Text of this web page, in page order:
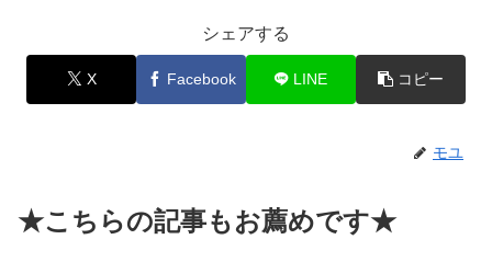
シェアする
X Facebook LINE コピー
モユ
★こちらの記事もお薦めです★